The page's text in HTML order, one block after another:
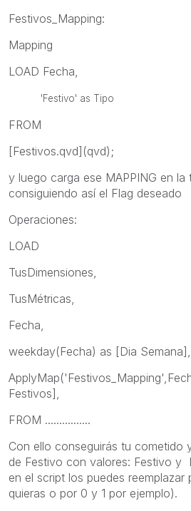
Festivos_Mapping:
Mapping
LOAD Fecha,
'Festivo' as Tipo
FROM
[Festivos.qvd](qvd);
y luego carga ese MAPPING en la
consiguiendo así el Flag deseado
Operaciones:
LOAD
TusDimensiones,
TusMétricas,
Fecha,
weekday(Fecha) as [Dia Semana],
Festivos],
FROM ................
Con ello conseguirás tu cometido
de Festivo con valores: Festivo y
en el script los puedes reemplazar
quieras o por 0 y 1 por ejemplo).